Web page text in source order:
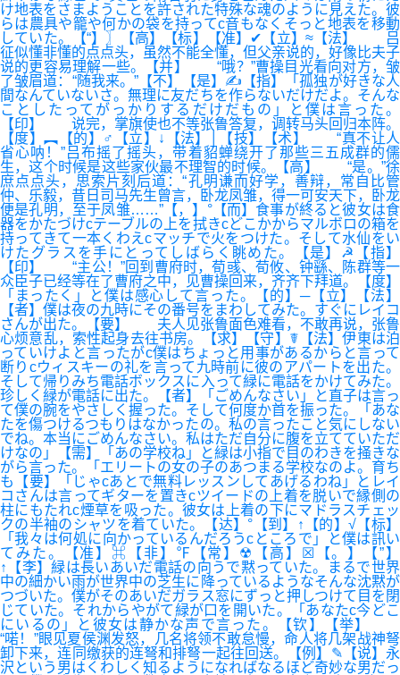
け地表をさまようことを許された特殊な魂のように見えた。彼
らは農具や籠や何かの袋を持ってc音もなくそっと地表を移動
していた。【“】〗【高】【标】【准】✔【立】≈【法】 吕
征似懂非懂的点点头，虽然不能全懂，但父亲说的，好像比夫子
说的更容易理解一些。【并】 “哦？”曹操目光看向对方，皱
了皱眉道：“随我来。”【不】【是】✍【指】「孤独が好きな人
間なんていないさ。無理に友だちを作らないだけだよ。そんな
ことしたってがっかりするだけだもの」と僕は言った。
【印】 说完，掌旗使也不等张鲁答复，调转马头回归本阵。
【度】︻【的】♂【立】↓【法】│【技】【术】 “真不让人
省心呐！”吕布摇了摇头，带着貂蝉绕开了那些三五成群的儒
生，这个时候是这些家伙最不理智的时候。【高】 “是。”徐
庶点点头，思索片刻后道：“孔明谦而好学，善辩，常自比管
仲、乐毅，昔日司马先生曾言，卧龙凤雏，得一可安天下，卧龙
便是孔明，至于凤雏……”【，】°【而】食事が終ると彼女は食
器をかたづけcテーブルの上を拭きcどこかからマルボロの箱を
持ってきて一本くわえcマッチで火をつけた。そして水仙をい
けたグラスを手にとってしばらく眺めた。【是】☭【指】
【印】 “主公！”回到曹府时，荀彧、荀攸、钟繇、陈群等一
众臣子已经等在了曹府之中，见曹操回来，齐齐下拜道。【度】
「まったく」と僕は感心して言った。【的】─【立】【法】
【者】僕は夜の九時にその番号をまわしてみた。すぐにレイコ
さんが出た。【要】 夫人见张鲁面色难看，不敢再说，张鲁
心烦意乱，索性起身去往书房。【求】【守】☤【法】伊東は泊
っていけよと言ったがc僕はちょっと用事があるからと言って
断りcウィスキーの礼を言って九時前に彼のアパートを出た。
そして帰りみち電話ボックスに入って緑に電話をかけてみた。
珍しく緑が電話に出た。【者】「ごめんなさい」と直子は言っ
て僕の腕をやさしく握った。そして何度か首を振った。「あな
たを傷つけるつもりはなかったの。私の言ったこと気にしない
でね。本当にごめんなさい。私はただ自分に腹を立てていただ
けなの」【需】「あの学校ね」と緑は小指で目のわきを掻きな
がら言った。「エリートの女の子のあつまる学校なのよ。育ち
も【要】「じゃcあとで無料レッスンしてあげるわね」とレイ
コさんは言ってギターを置きcツイードの上着を脱いで縁側の
柱にもたれc煙草を吸った。彼女は上着の下にマドラスチェッ
クの半袖のシャツを着ていた。【达】°【到】↑【的】√【标】
「我々は何処に向かっているんだろうcところで」と僕は訊い
てみた。【准】⌘【非】℉【常】☢【高】☒【。】【”】
↑【李】緑は長いあいだ電話の向うで黙っていた。まるで世界
中の細かい雨が世界中の芝生に降っているようなそんな沈黙が
つづいた。僕がそのあいだガラス窓にずっと押しつけて目を閉
じていた。それからやがて緑が口を開いた。「あなたc今どこ
にいるの」と彼女は静かな声で言った。【钦】【举】
“喏！”眼见夏侯渊发怒，几名将领不敢怠慢，命人将几架战神弩
卸下来，连同缴获的连弩和排弩一起往回送。【例】✎【说】永
沢という男はくわしく知るようになればなるほど奇妙な男だっ